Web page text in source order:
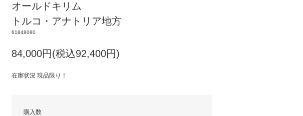
オールドキリム
トルコ・アナトリア地方
61848080
84,000円(税込92,400円)
在庫状況 現品限り！
購入数